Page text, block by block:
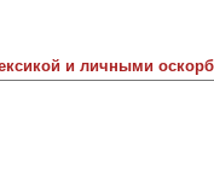
и личными